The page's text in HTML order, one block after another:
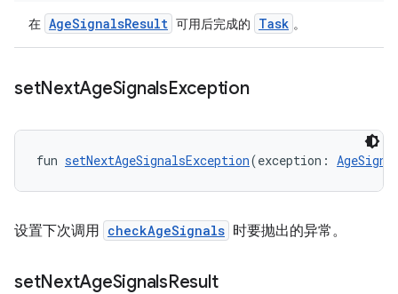
在 AgeSignalsResult 可用后完成的 Task 。
setNextAgeSignalsException
fun setNextAgeSignalsException(exception:
设置下次调用 checkAgeSignals 时要抛出的异常。
setNextAgeSignalsResult